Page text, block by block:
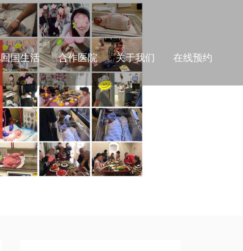
国生活 合作医院 关于我们 在线预约